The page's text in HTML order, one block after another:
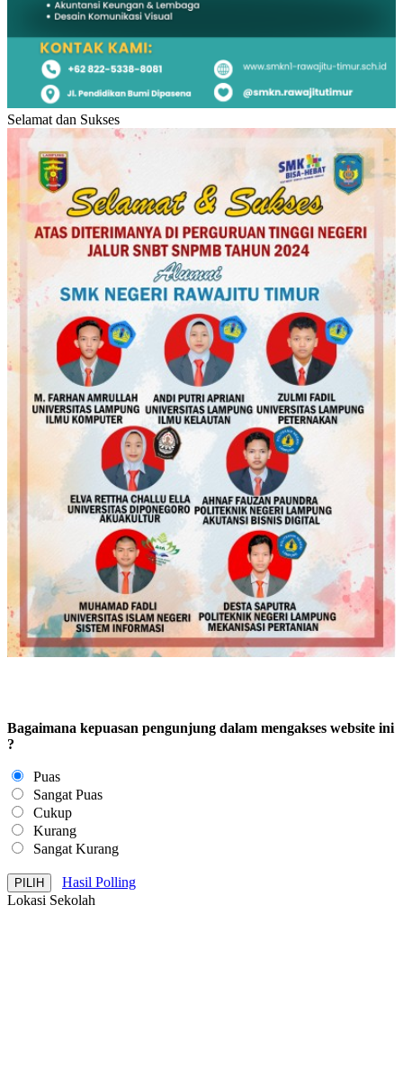
Selamat dan Sukses
Bagaimana kepuasan pengunjung dalam mengakses website ini
?
Puas
Sangat Puas
Cukup
Kurang
Sangat Kurang
Hasil Polling
Lokasi Sekolah